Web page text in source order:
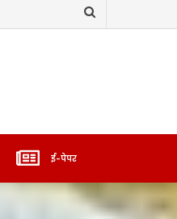
Search
ई-
ई-पेपर